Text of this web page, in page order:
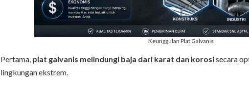
Keunggulan Plat Galvanis
Pertama, plat galvanis melindungi baja dari karat dan korosisecara
lingkungan ekstrem.